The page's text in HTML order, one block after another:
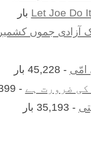
Let Joe Do It
- 45,228 بار
ضرورت ہے - 37,399 بار
- 35,193 بار